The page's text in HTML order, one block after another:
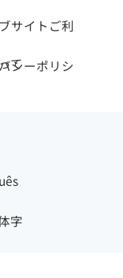
サイトご利
て
シーポリシ
字